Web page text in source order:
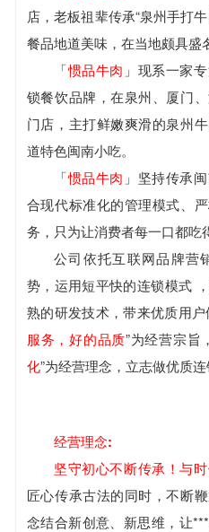
店，老板祖辈传承“泉州手打
餐品地道美味，在当地颇具盛
「惯品牛肉 」现系一家
锁餐饮品牌，在泉州、厦门
门店，主打鲜嫩爽滑的泉州
道特色闽南小吃。
「惯品牛肉 」坚持传承
合现代标准化的管理模式、
务，只为让消费者每一口都吃
公司依托互联网品牌营
势，运用短平快的连锁模式
熟的研发技术，带来优质用户
服务，好的品质”为经营宗旨
化”为经营理念，立志做优质连
经营理念:
坚守初心不断传承！与
匠心传承古法的同时，不断
念结合新创意、新思维，让